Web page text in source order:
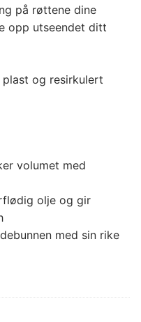
på røttene dine
opp utseendet ditt
og resirkulert
volumet med
olje og gir
med sin rike